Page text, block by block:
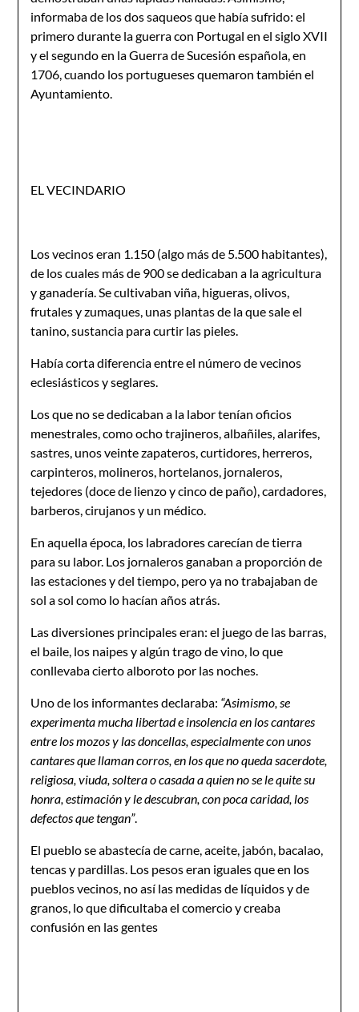
informaba de los dos saqueos que había sufrido: el
primero durante la guerra con Portugal en el siglo XVII
y el segundo en la Guerra de Sucesión española, en
1706, cuando los portugueses quemaron también el
Ayuntamiento.
EL VECINDARIO
Los vecinos eran 1.150 (algo más de 5.500 habitantes),
de los cuales más de 900 se dedicaban a la agricultura
y ganadería. Se cultivaban viña, higueras, olivos,
frutales y zumaques, unas plan­tas de la que sale el
tanino, sustancia para curtir las pieles.
Había corta diferencia entre el número de vecinos
eclesiás­ticos y seglares.
Los que no se dedicaban a la labor tenían oficios
menestrales, como ocho trajineros, albañiles, alarifes,
sastres, unos veinte zapateros, curtidores, herreros,
carpinteros, molineros, hortela­nos, jornaleros,
tejedores (doce de lienzo y cinco de paño), cardadores,
barberos, cirujanos y un médico.
En aquella época, los labradores carecían de tierra
para su labor. Los jornaleros ganaban a proporción de
las estaciones y del tiempo, pero ya no trabajaban de
sol a sol como lo hacían años atrás.
Las diversiones principales eran: el juego de las barras,
el baile, los naipes y algún trago de vino, lo que
conllevaba cierto alboroto por las noches.
Uno de los informantes declaraba: “Asimismo, se
experimenta mucha libertad e insolencia en los cantares
entre los mozos y las doncellas, especialmente con unos
cantares que llaman corros, en los que no queda sacerdote,
religiosa, viuda, soltera o casada a quien no se le quite su
honra, estimación y le descubran, con poca cari­dad, los
defectos que tengan”.
El pueblo se abastecía de carne, aceite, jabón, bacalao,
ten­cas y pardillas. Los pesos eran iguales que en los
pueblos vecinos, no así las medidas de líquidos y de
granos, lo que dificultaba el comercio y creaba
confusión en las gentes